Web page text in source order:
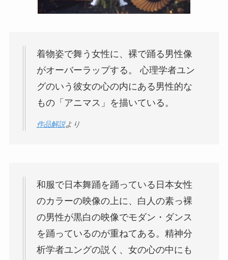
着物姿で舞う女性に、裸で踊る男性像
がオーバーラップする。 心理学者ユン
グのいう彼女の心の内にある男性的な
もの「アニマス」を描いている。
作品解説より
和服で日本舞踊を踊っている日本女性
のカラーの映像の上に、白人の素っ裸
の男性が黒白の映像でモダン・ダンス
を踊っているのが重ねてある。精神分
析学者ユングの説く、女の心の中にも